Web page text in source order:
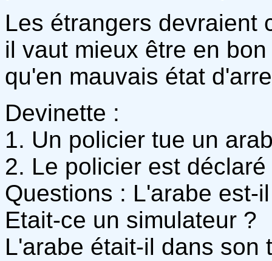
Les étrangers devraient
il vaut mieux être en
qu'en mauvais état
Devinette :
1. Un policier tue un
2. Le policier est
Questions : L'arabe est-
Etait-ce un simulateur ?
L'arabe était-il dans son